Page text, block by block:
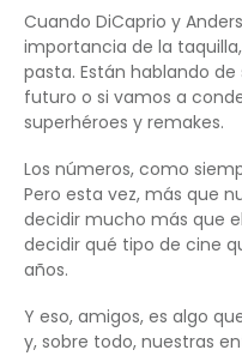
Cuando DiCaprio y
importancia de la
pasta. Están hablando
futuro o si vamos a
superhéroes y remakes.
Los números, como
Pero esta vez, más que
decidir mucho más que
decidir qué tipo de cine
años.
Y eso, amigos, es algo
y, sobre todo, nuestras